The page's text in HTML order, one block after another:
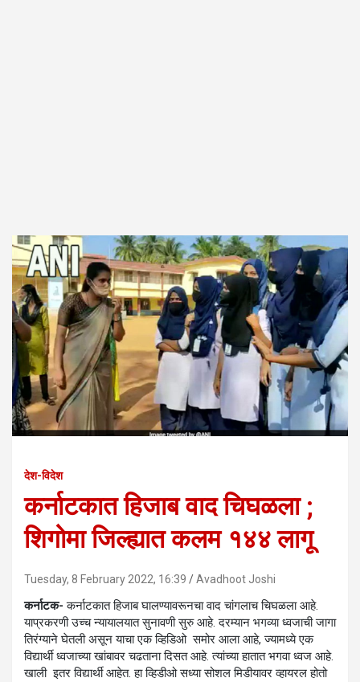
देश-विदेश
कर्नाटकात हिजाब वाद चिघळला ;
शिगोमा जिल्ह्यात कलम १४४ लागू
Tuesday, 8 February 2022, 16:39 Avadhoot Joshi
कर्नाटक-कर्नाटकात हिजाब घालण्यावरूनचा वाद चांगलाच चिघळला आहे.
याप्रकरणी उच्च न्यायालयात सुनावणी सुरु आहे. दरम्यान भगव्या ध्वजाची जागा
तिरंग्याने घेतली असून याचा एक व्हिडिओ समोर आला आहे, ज्यामध्ये एक
विद्यार्थी ध्वजाच्या खांबावर चढताना दिसत आहे. त्यांच्या हातात भगवा ध्वज आहे.
खाली इतर विद्यार्थी आहेत. हा व्हिडीओ सध्या सोशल मिडीयावर व्हायरल होतो